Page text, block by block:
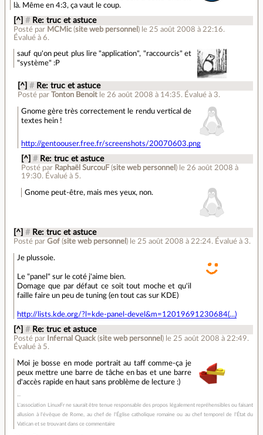
là. Même en 4:3, ça vaut le coup.
[^] # Re: truc et astuce
Posté par MCMic(site web personnel ) le 25 août 2008 à 22:16.
Évalué à6.
sauf qu'on peut plus lire "application", "raccourcis" et
"système" :P
[^] # Re: truc et astuce
Posté par Tonton Benoit le 26 août 2008 à 14:35. Évalué à 3.
Gnome gère très correctement le rendu vertical de
textes hein !
http://gentoouser.free.fr/screenshots/20070603.png
[^] # Re: truc et astuce
Posté par Raphaël SurcouF(site web personnel ) le 26 août 2008 à
19:30. Évalué à 5.
Gnome peut-être, mais mes yeux, non.
[^] # Re: truc et astuce
Posté parGof (site web personnel ) le 25 août 2008 à 22:24. Évalué à 3.
Je plussoie.
Le "panel" sur le coté j'aime bien.
Domage que par défaut ce soit tout moche et qu'il
faille faire un peu de tuning (en tout cas sur KDE)
http://lists.kde.org/?l=kde-panel-devel&m=12019691230684(...)
[^] # Re: truc et astuce
Posté par Infernal Quack (site web personnel ) le 25 août 2008 à 22:49.
Évalué à 5.
Moi je bosse en mode portrait au taff comme-ça je
peux mettre une barre de tâche en bas et une barre
d'accès rapide en haut sans problème de lecture :)
L'association LinuxFr ne saurait être tenue responsable des propos légalement repréhensibles ou faisant
allusion à l'évêque de Rome, au chef de l'Église catholique romaine ou au chef temporel de l'État du
Vatican et se trouvant dans ce commentaire